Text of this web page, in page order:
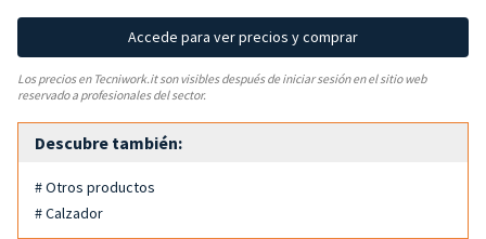
Accede para ver precios y comprar
Los precios en Tecniwork.it son visibles después de iniciar sesión en el sitio web
reservado a profesionales del sector.
Descubre también:
# Otros productos
# Calzador